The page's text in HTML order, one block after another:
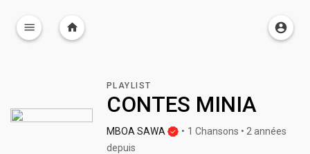
PLAYLIST
CONTES MINIA
MBOA SAWA • 1 Chansons • 2 années
depuis